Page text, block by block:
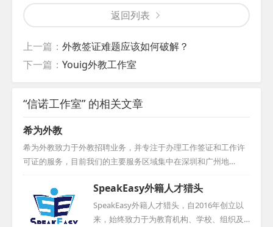
返回列表
上一篇： 外教签证难题应该如何破解？
下一篇： Youig外教工作室
“信诺工作室” 的相关文章
希为外教
希为外教致力于外教招聘业务，并专注于办理工作签证和工作许
可证的服务，目前我们的主要服务区域集中在深圳和广州地
区。...
SpeakEasy外籍人才猎头
SpeakEasy外籍人才猎头，自2016年创立以
来，始终致力于为教育机构、学校、组织及